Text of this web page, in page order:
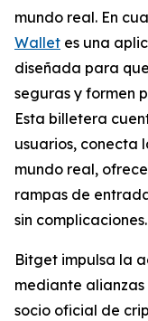
mundo real. En
Wallet es una
diseñada para
seguras y formen
Esta billetera
usuarios, conecta
mundo real,
rampas de
sin complicaciones.
Bitget impulsa la
mediante
socio oficial de